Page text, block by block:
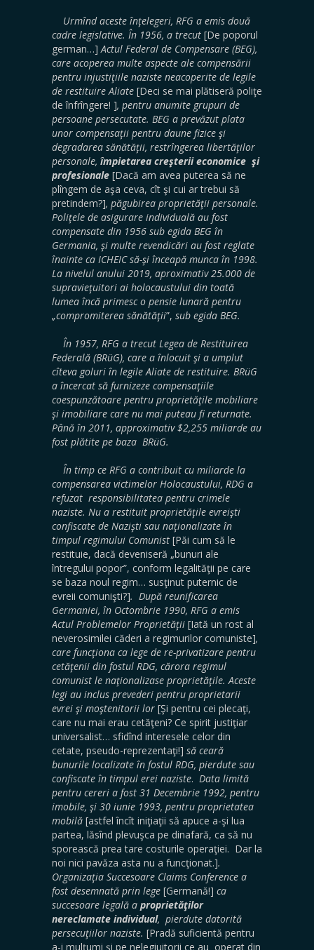
Urmînd aceste înţelegeri, RFG a emis două
cadre legislative. În 1956, a trecut [De poporul
german…] Actul Federal de Compensare (BEG),
care acoperea multe aspecte ale compensării
pentru injustiţiile naziste neacoperite de legile
de restituire Aliate [Deci se mai plătiseră poliţe
de înfrîngere! ], pentru anumite grupuri de
persoane persecutate. BEG a prevăzut plata
unor compensaţii pentru daune fizice şi
degradarea sănătăţii, restrîngerea libertăţilor
personale, împietarea creşterii economice şi
profesionale [Dacă am avea puterea să ne
plîngem de aşa ceva, cît şi cui ar trebui să
pretindem?], păgubirea proprietăţii personale.
Poliţele de asigurare individuală au fost
compensate din 1956 sub egida BEG în
Germania, şi multe revendicări au fost reglate
înainte ca ICHEIC să-şi înceapă munca în 1998.
La nivelul anului 2019, aproximativ 25.000 de
supravieţuitori ai holocaustului din toată
lumea încă primesc o pensie lunară pentru
„compromiterea sănătăţii”, sub egida BEG.
În 1957, RFG a trecut Legea de Restituirea
Federală (BRüG), care a înlocuit şi a umplut
cîteva goluri în legile Aliate de restituire. BRüG
a încercat să furnizeze compensaţiile
coespunzătoare pentru proprietăţile mobiliare
şi imobiliare care nu mai puteau fi returnate.
Până în 2011, approximativ $2,255 miliarde au
fost plătite pe baza BRüG.
În timp ce RFG a contribuit cu miliarde la
compensarea victimelor Holocaustului, RDG a
refuzat responsibilitatea pentru crimele
naziste. Nu a restituit proprietăţile evreişti
confiscate de Nazişti sau naţionalizate în
timpul regimului Comunist [Păi cum să le
restituie, dacă deveniseră „bunuri ale
întregului popor”, conform legalităţii pe care
se baza noul regim… susţinut puternic de
evreii comunişti?]. După reunificarea
Germaniei, în Octombrie 1990, RFG a emis
Actul Problemelor Proprietăţii [Iată un rost al
neverosimilei căderi a regimurilor comuniste],
care funcţiona ca lege de re-privatizare pentru
cetăţenii din fostul RDG, cărora regimul
comunist le naţionalizase proprietăţile. Aceste
legi au inclus prevederi pentru proprietarii
evrei şi moştenitorii lor [Şi pentru cei plecaţi,
care nu mai erau cetăţeni? Ce spirit justiţiar
universalist… sfidînd interesele celor din
cetate, pseudo-reprezentaţi!] să ceară
bunurile localizate în fostul RDG, pierdute sau
confiscate în timpul erei naziste. Data limită
pentru cereri a fost 31 Decembrie 1992, pentru
imobile, şi 30 iunie 1993, pentru proprietatea
mobilă [astfel încît iniţiaţii să apuce a-şi lua
partea, lăsînd plevuşca pe dinafară, ca să nu
sporească prea tare costurile operaţiei. Dar la
noi nici pavăza asta nu a funcţionat.].
Organizaţia Succesoare Claims Conference a
fost desemnată prin lege [Germană!] ca
succesoare legală a proprietăţilor
nereclamate individual, pierdute datorită
persecuţiilor naziste. [Pradă suficientă pentru
a-i mulţumi şi pe nelegiuitorii ce au operat din